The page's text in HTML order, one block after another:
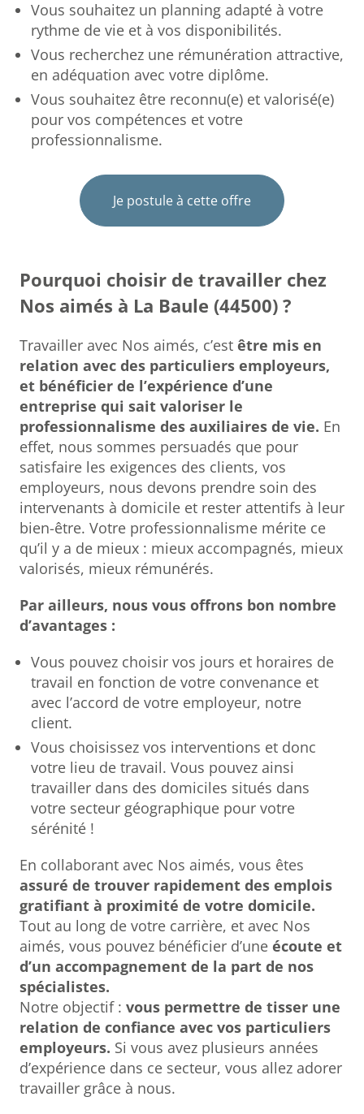
Vous souhaitez un planning adapté à votre
rythme de vie et à vos disponibilités.
Vous recherchez une rémunération attractive,
en adéquation avec votre diplôme.
Vous souhaitez être reconnu(e) et valorisé(e)
pour vos compétences et votre
professionnalisme.
Je postule à cette offre
Pourquoi choisir de travailler chez
Nos aimés à La Baule (44500) ?
Travailler avec Nos aimés, c’est être mis en
relation avec des particuliers employeurs,
et bénéficier de l’expérience d’une
entreprise qui sait valoriser le
professionnalisme des auxiliaires de vie. En
effet, nous sommes persuadés que pour
satisfaire les exigences des clients, vos
employeurs, nous devons prendre soin des
intervenants à domicile et rester attentifs à leur
bien-être. Votre professionnalisme mérite ce
qu’il y a de mieux : mieux accompagnés, mieux
valorisés, mieux rémunérés.
Par ailleurs, nous vous offrons bon nombre
d’avantages :
Vous pouvez choisir vos jours et horaires de
travail en fonction de votre convenance et
avec l’accord de votre employeur, notre
client.
Vous choisissez vos interventions et donc
votre lieu de travail. Vous pouvez ainsi
travailler dans des domiciles situés dans
votre secteur géographique pour votre
sérénité !
En collaborant avec Nos aimés, vous êtes
assuré de trouver rapidement des emplois
gratifiant à proximité de votre domicile.
Tout au long de votre carrière, et avec Nos
aimés, vous pouvez bénéficier d’une écoute et
d’un accompagnement de la part de nos
spécialistes.
Notre objectif : vous permettre de tisser une
relation de confiance avec vos particuliers
employeurs. Si vous avez plusieurs années
d’expérience dans ce secteur, vous allez adorer
travailler grâce à nous.